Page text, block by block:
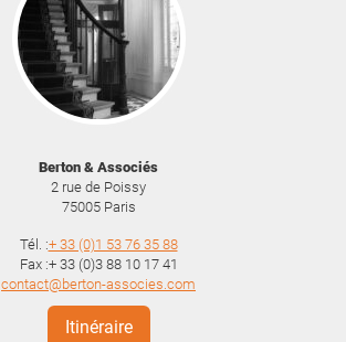
Berton & Associés
2 rue de Poissy
75005 Paris
Tél. :+ 33 (0)1 53 76 35 88
Fax :+ 33 (0)3 88 10 17 41
contact@berton-associes.com
Itinéraire